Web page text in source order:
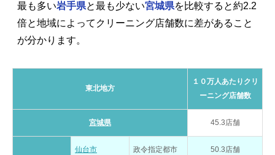
最も多い岩手県と最も少ない宮城県を比較すると約2.2
倍と地域によってクリーニング店舗数に差があること
が分かります。
東北地方
１０万人あたりクリ
ーニング店舗数
宮城県 45.3店舗
仙台市 政令指定都市 50.3店舗